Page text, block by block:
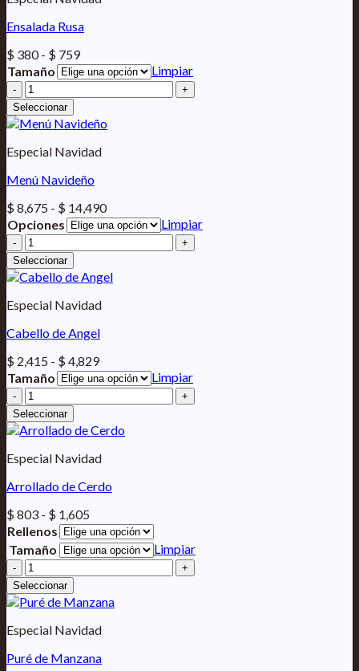
Ensalada Rusa
$ 380 - $ 759Rango
de
precios:
desde
hasta
$ 759
Tamaño
Limpiar
Ensalada
Rusa
cantidad
Seleccionar
Especial Navidad
Menú Navideño
$8,675 - $ 14,490Rango
de
precios:
desde
hasta
Opciones
Limpiar
Menú
Navideño
cantidad
Seleccionar
Especial Navidad
Cabello de Angel
$ 2,415 - $4,829Rango
de
precios:
desde
hasta
$ 4,829
Tamaño
Limpiar
Cabello
de
Angel
cantidad
Seleccionar
Especial Navidad
Arrollado de Cerdo
$803 - $ 1,605Rango
de
precios:
desde
$ 803
$ 1,605
Rellenos
Tamaño
Limpiar
Arrollado
de
Cerdo
cantidad
Seleccionar
Especial Navidad
Puré de Manzana